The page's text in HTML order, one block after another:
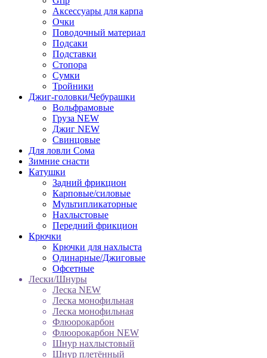
Аксессуары для карпа
Очки
Поводочный материал
Подсаки
Подставки
Стопора
Сумки
Тройники
Джиг-головки/Чебурашки
Вольфрамовые
Груза NEW
Джиг NEW
Свинцовые
Для ловли Сома
Зимние снасти
Катушки
Задний фрикцион
Карповые/силовые
Мультипликаторные
Нахлыстовые
Передний фрикцион
Крючки
Крючки для нахлыста
Одинарные/Джиговые
Офсетные
Лески/Шнуры
Леска NEW
Леска монофильная
Леска монофильная
Флюорокарбон
Флюорокарбон NEW
Шнур нахлыстовый
Шнур плетённый